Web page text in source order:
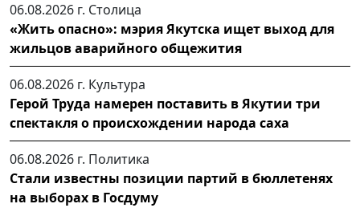
06.08.2026 г. Столица
«Жить опасно»: мэрия Якутска ищет выход для
жильцов аварийного общежития
06.08.2026 г. Культура
Герой Труда намерен поставить в Якутии три
спектакля о происхождении народа саха
06.08.2026 г. Политика
Стали известны позиции партий в бюллетенях
на выборах в Госдуму